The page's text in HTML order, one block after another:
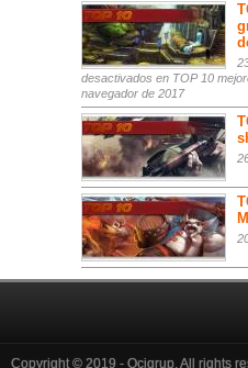
desactivados en TOP 10
navegador de 2017
Copyright © 2019 - Ocigrup. All rights